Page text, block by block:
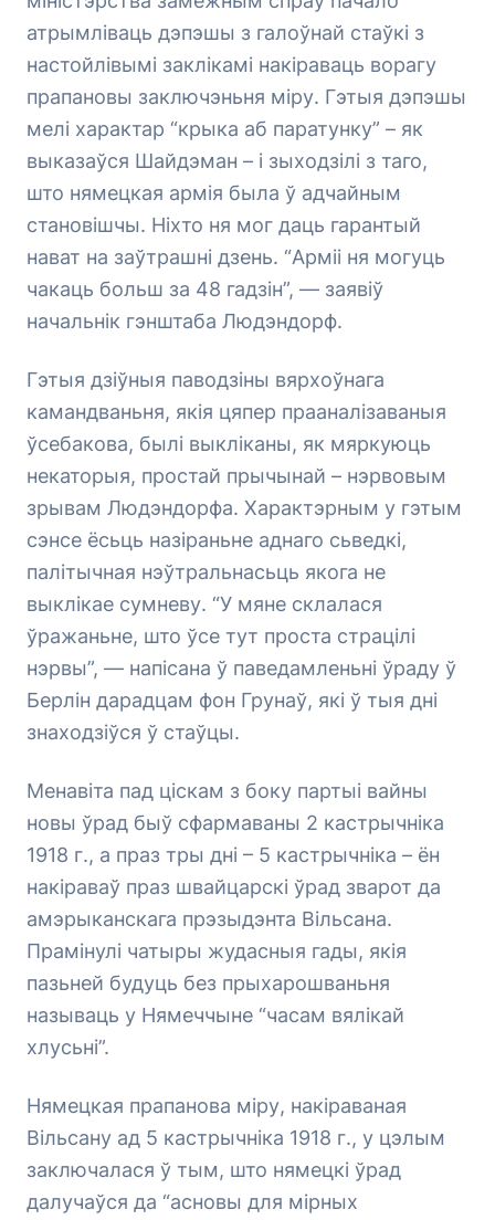
атрымліваць дэпэшы з галоўнай стаўкі з
настойлівымі заклікамі накіраваць ворагу
прапановы заключэньня міру. Гэтыя дэпэшы
мелі характар “крыка аб паратунку” – як
выказаўся Шайдэман – і зыходзілі з таго,
што нямецкая армія была ў адчайным
становішчы. Ніхто ня мог даць гарантый
нават на заўтрашні дзень. “Арміі ня могуць
чакаць больш за 48 гадзін”, — заявіў
начальнік гэнштаба Людэндорф.
Гэтыя дзіўныя паводзіны вярхоўнага
камандваньня, якія цяпер прааналізаваныя
ўсебакова, былі выкліканы, як мяркуюць
некаторыя, простай прычынай – нэрвовым
зрывам Людэндорфа. Характэрным у гэтым
сэнсе ёсьць назіраньне аднаго сьведкі,
палітычная нэўтральнасьць якога не
выклікае сумневу. “У мяне склалася
ўражаньне, што ўсе тут проста страцілі
нэрвы”, — напісана ў паведамленьні ўраду ў
Берлін дарадцам фон Грунаў, які ў тыя дні
знаходзіўся ў стаўцы.
Менавіта пад ціскам з боку партыі вайны
новы ўрад быў сфармаваны 2 кастрычніка
1918 г., а праз тры дні – 5 кастрычніка – ён
накіраваў праз швайцарскі ўрад зварот да
амэрыканскага прэзыдэнта Вільсана.
Прамінулі чатыры жудасныя гады, якія
пазьней будуць без прыхарошваньня
называць у Нямеччыне “часам вялікай
хлусьні”.
Нямецкая прапанова міру, накіраваная
Вільсану ад 5 кастрычніка 1918 г., у цэлым
заключалася ў тым, што нямецкі ўрад
далучаўся да “асновы для мірных